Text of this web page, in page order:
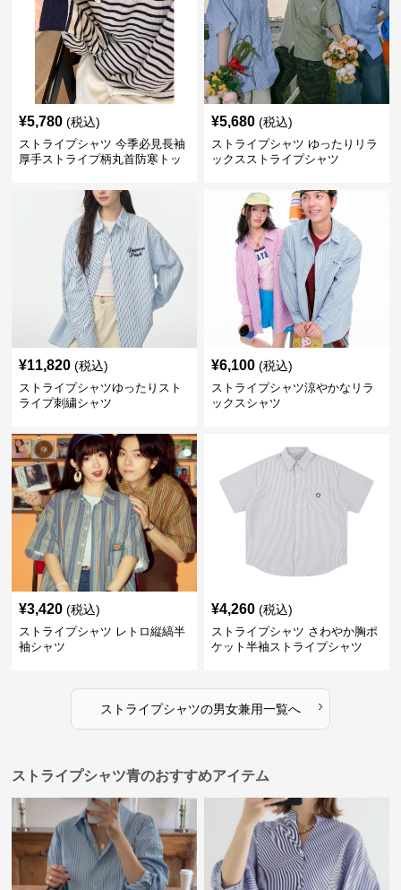
¥5,780 (税込)
ストライプシャツ 今季必見長袖
厚手ストライプ柄丸首防寒トッ
¥5,680 (税込)
ストライプシャツ ゆったりリラ
ックスストライプシャツ
¥11,820 (税込)
ストライプシャツゆったりスト
ライプ刺繍シャツ
¥6,100 (税込)
ストライプシャツ涼やかなリラ
ックスシャツ
¥3,420 (税込)
ストライプシャツ レトロ縦縞半
袖シャツ
¥4,260 (税込)
ストライプシャツ さわやか胸ポ
ケット半袖ストライプシャツ
ストライプシャツの男女兼用一覧へ ›
ストライプシャツ青のおすすめアイテム